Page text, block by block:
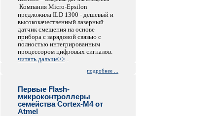
Компания Micro-Epsilon
предложила ILD 1300 - дешевый и
высококачественный лазерный
датчик смещения на основе
прибора с зарядовой связью с
полностью интегрированным
процессором цифровых сигналов.
читать дальше>>
подробнее ...
Первые Flash-
микроконтроллеры
семейства Cortex-M4 от
Atmel